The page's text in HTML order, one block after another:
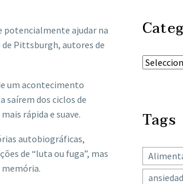
potencialmente ajudar na
de Pittsburgh, autores de
um acontecimento
saírem dos ciclos de
rápida e suave.
autobiográficas,
de “luta ou fuga”, mas
Tags